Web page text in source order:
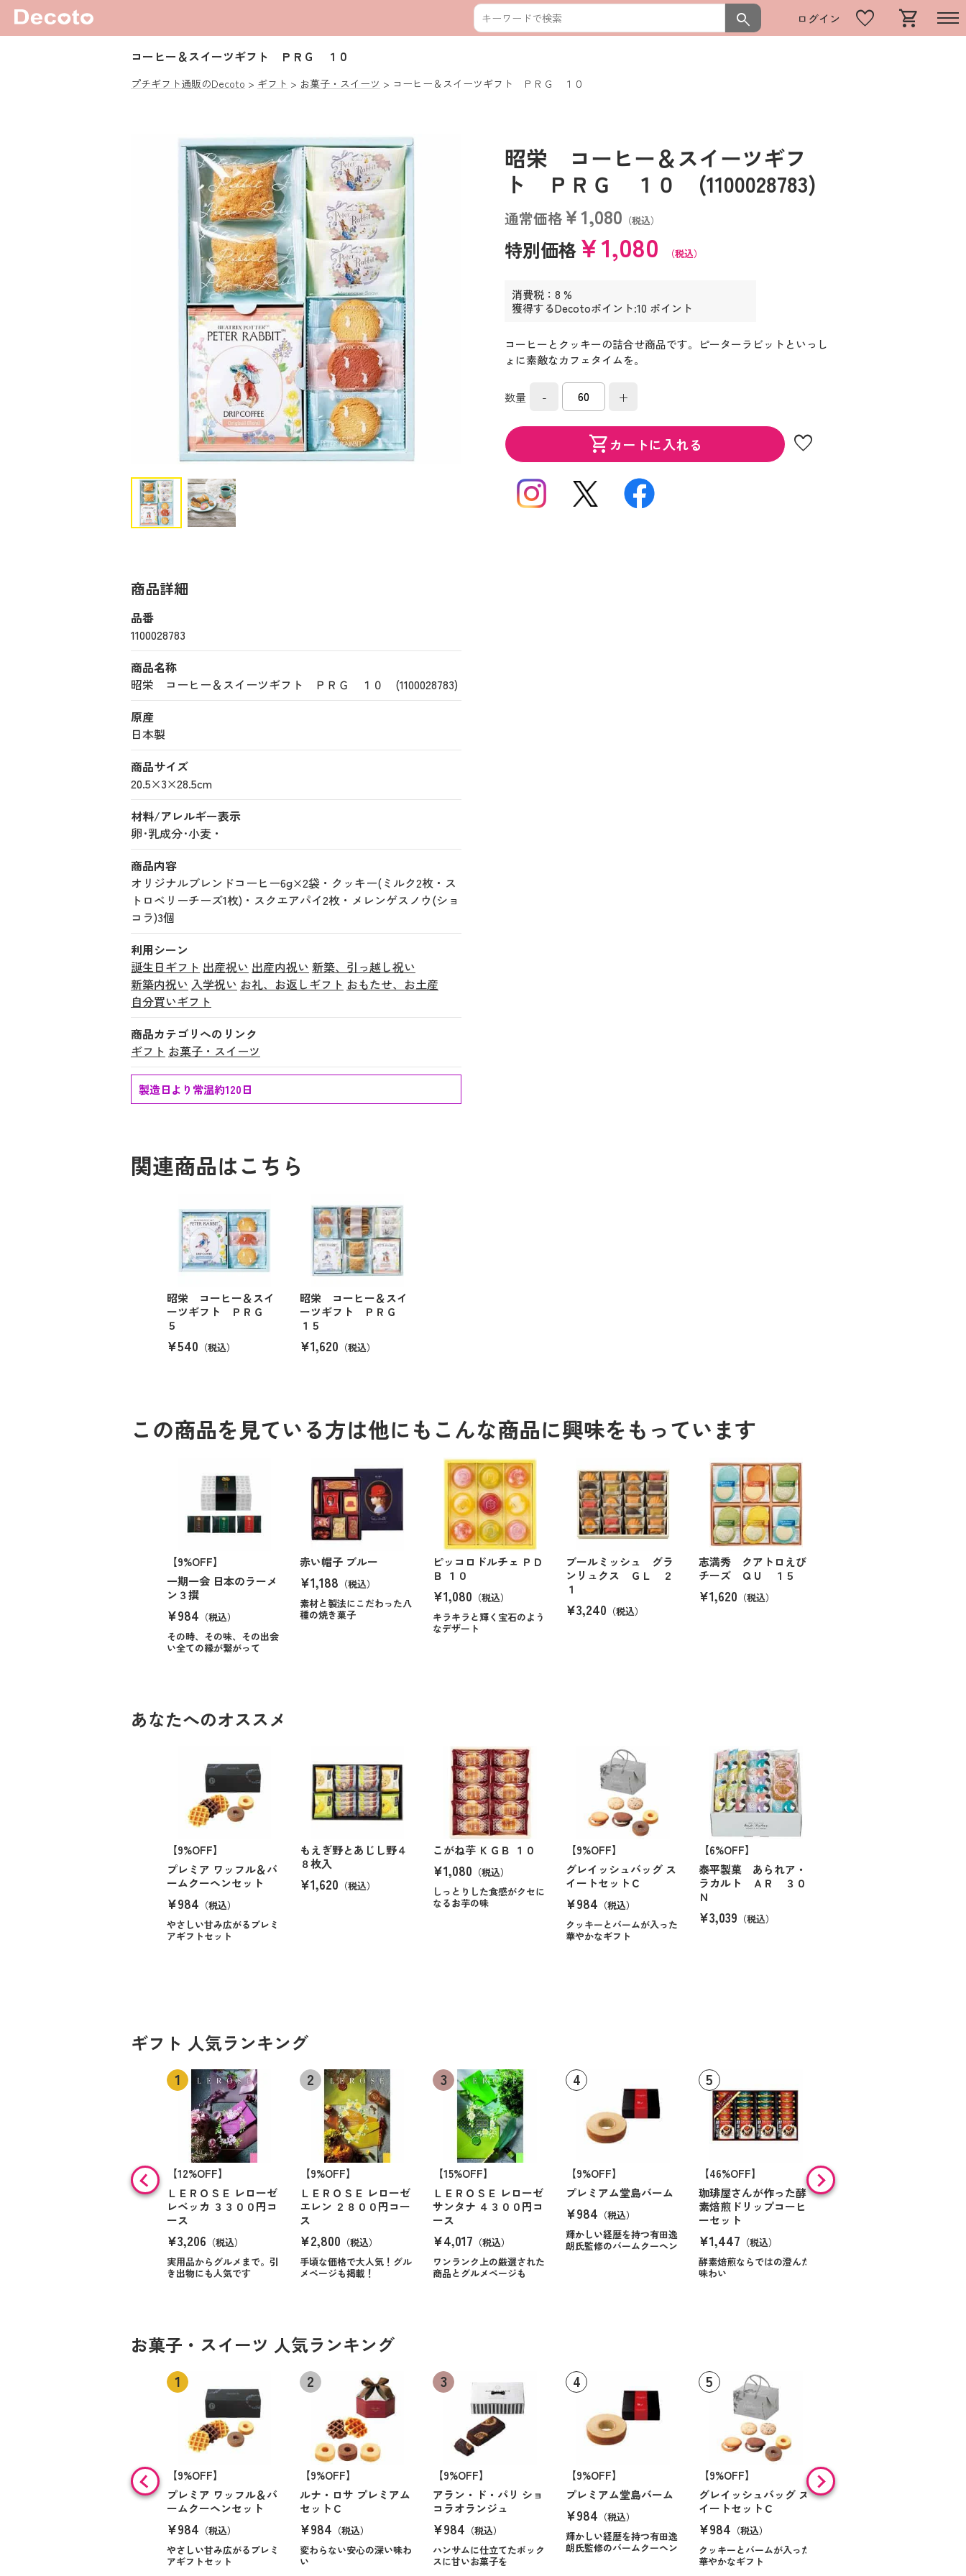
search ログイン favorite shopping_cart
コーヒー＆スイーツギフト ＰＲＧ １０
プチギフト通販のDecoto ギフト お菓子・スイーツ コーヒー＆スイーツギフト ＰＲＧ １０
昭栄 コーヒー＆スイーツギフ
ト ＰＲＧ １０ (1100028783)
通常価格￥1,080 （税込）
特別価格￥1,080 （税込）
消費税：8 %
獲得するDecotoポイント:10 ポイント
コーヒーとクッキーの詰合せ商品です。ピーターラビットといっし
ょに素敵なカフェタイムを。
数量 - +
shopping_cartカートに入れる favorite
商品詳細
品番
1100028783
商品名称
昭栄 コーヒー＆スイーツギフト ＰＲＧ １０ (1100028783)
原産
日本製
商品サイズ
20.5×3×28.5cm
材料/アレルギー表示
卵･乳成分･小麦・
商品内容
オリジナルブレンドコーヒー6g×2袋・クッキー(ミルク2枚・ス
トロベリーチーズ1枚)・スクエアパイ2枚・メレンゲスノウ(ショ
コラ)3個
利用シーン
誕生日ギフト 出産祝い 出産内祝い 新築、引っ越し祝い
新築内祝い 入学祝い お礼、お返しギフト おもたせ、お土産
自分買いギフト
商品カテゴリへのリンク
ギフト お菓子・スイーツ
製造日より常温約120日
関連商品はこちら
昭栄 コーヒー＆スイ
ーツギフト ＰＲＧ
５
¥540 （税込）
昭栄 コーヒー＆スイ
ーツギフト ＰＲＧ
１５
¥1,620 （税込）
この商品を見ている方は他にもこんな商品に興味をもっています
【9%OFF】
一期一会 日本のラーメ
ン３撰
¥984 （税込）
その時、その味、その出会
い全ての縁が繋がって
赤い帽子 ブルー
¥1,188 （税込）
素材と製法にこだわった八
種の焼き菓子
ピッコロドルチェ ＰＤ
Ｂ １０
¥1,080 （税込）
キラキラと輝く宝石のよう
なデザート
ブールミッシュ グラ
ンリュクス ＧＬ ２
１
¥3,240 （税込）
志満秀 クアトロえび
チーズ ＱＵ １５
¥1,620 （税込）
あなたへのオススメ
【9%OFF】
プレミア ワッフル＆バ
ームクーヘンセット
¥984 （税込）
やさしい甘み広がるプレミ
アギフトセット
もえぎ野とあじし野４
８枚入
¥1,620 （税込）
こがね芋 ＫＧＢ １０
¥1,080 （税込）
しっとりした食感がクセに
なるお芋の味
【9%OFF】
グレイッシュバッグ ス
イートセットＣ
¥984 （税込）
クッキーとバームが入った
華やかなギフト
【6%OFF】
泰平製菓 あられア・
ラカルト ＡＲ ３０
Ｎ
¥3,039 （税込）
ギフト 人気ランキング
【12%OFF】
ＬＥＲＯＳＥ レローゼ
レベッカ ３３００円コ
ース
¥3,206 （税込）
実用品からグルメまで。引
き出物にも人気です
【9%OFF】
ＬＥＲＯＳＥ レローゼ
エレン ２８００円コー
ス
¥2,800 （税込）
手頃な価格で大人気！グル
メページも掲載！
【15%OFF】
ＬＥＲＯＳＥ レローゼ
サンタナ ４３００円コ
ース
¥4,017 （税込）
ワンランク上の厳選された
商品とグルメページも
【9%OFF】
プレミアム堂島バーム
¥984 （税込）
輝かしい経歴を持つ有田逸
朗氏監修のバームクーヘン
【46%OFF】
珈琲屋さんが作った酵
素焙煎ドリップコーヒ
ーセット
¥1,447 （税込）
酵素焙煎ならではの澄んだ
味わい
【9%OFF】
アラン・ド・パリ ショ
お菓子・スイーツ 人気ランキング
【9%OFF】
プレミア ワッフル＆バ
ームクーヘンセット
¥984 （税込）
やさしい甘み広がるプレミ
アギフトセット
【9%OFF】
ルナ・ロサ プレミアム
セットＣ
¥984 （税込）
変わらない安心の深い味わ
い
【9%OFF】
アラン・ド・パリ ショ
コラオランジュ
¥984 （税込）
ハンサムに仕立てたボック
スに甘いお菓子を
【9%OFF】
プレミアム堂島バーム
¥984 （税込）
輝かしい経歴を持つ有田逸
朗氏監修のバームクーヘン
【9%OFF】
グレイッシュバッグ ス
イートセットＣ
¥984 （税込）
クッキーとバームが入った
華やかなギフト
【46%OFF】
ミル・ガトー スイーツ